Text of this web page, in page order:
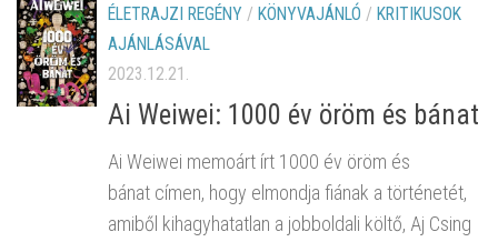
ÉLETRAJZI REGÉNY / KÖNYVAJÁNLÓ / KRITIKUSOK
AJÁNLÁSÁVAL
2023.12.21.
Ai Weiwei: 1000 év öröm és bánat
Ai Weiwei memoárt írt 1000 év öröm és
bánat címen, hogy elmondja fiának a történetét,
amiből kihagyhatatlan a jobboldali költő, Aj Csing